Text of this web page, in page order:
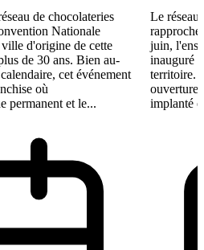
de chocolateries
Nationale
d'origine de cette
de 30 ans. Bien au-
cet événement
où
permanent et le...
Le réseau
rapproche
juin,
inauguré
territoire.
implanté